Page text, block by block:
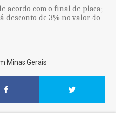
acordo com o final de placa;
desconto de 3% no valor do
Minas Gerais